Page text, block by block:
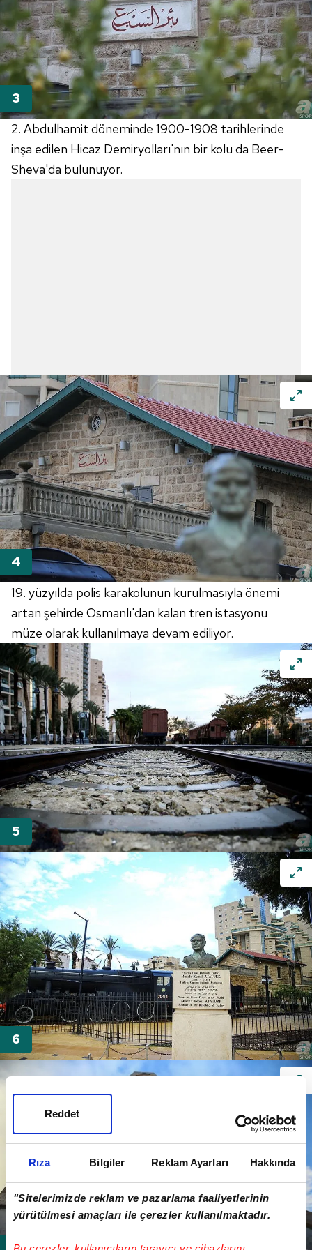
Rıza Bilgiler Reklam Ayarları Hakkında
"Sitelerimizde reklam ve pazarlama faaliyetlerinin
yürütülmesi amaçları ile çerezler kullanılmaktadır.
Reddet
2. Abdulhamit döneminde 1900-1908 tarihlerinde
inşa edilen Hicaz Demiryolları'nın bir kolu da Beer-
Sheva'da bulunuyor.
19. yüzyılda polis karakolunun kurulmasıyla önemi
artan şehirde Osmanlı'dan kalan tren istasyonu
müze olarak kullanılmaya devam ediliyor.